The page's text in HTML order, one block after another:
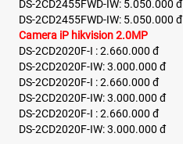
DS-2CD2455FWD-IW: 5.050.000 đ
DS-2CD2455FWD-IW: 5.050.000 đ
Camera iP hikvision 2.0MP
DS-2CD2020F-I : 2.660.000 đ
DS-2CD2020F-IW: 3.000.000 đ
DS-2CD2020F-I : 2.660.000 đ
DS-2CD2020F-IW: 3.000.000 đ
DS-2CD2020F-I : 2.660.000 đ
DS-2CD2020F-IW: 3.000.000 đ